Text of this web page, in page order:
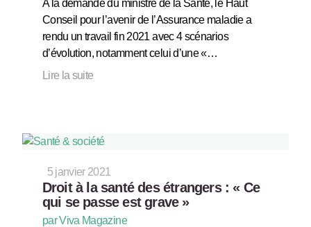
A la demande du ministre de la Santé, le Haut
Conseil pour l’avenir de l’Assurance maladie a
rendu un travail fin 2021 avec 4 scénarios
d’évolution, notamment celui d’une «…
Lire la suite
5 janvier 2021
Droit à la santé des étrangers : « Ce
qui se passe est grave »
par Viva Magazine